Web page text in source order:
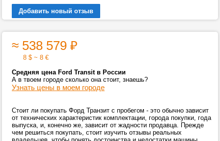
Добавить новый отзыв
≈ 538 579 ₽
8 $ ~ 8 €
Средняя цена Ford Transit в России
А в твоем городе сколько она стоит, знаешь?
Узнать цены в моем городе
Стоит ли покупать Форд Транзит с пробегом - это обычно зависит
от технических характеристик комплектации, города покупки, года
выпуска, и, конечно же, зависит от жадности продавца. Прежде
чем решиться покупать, стоит изучить отзывы реальных